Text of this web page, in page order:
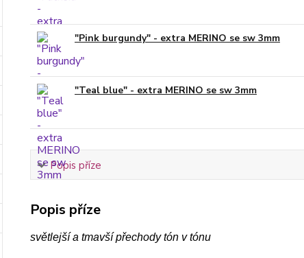
"Pink burgundy" - extra MERINO se sw 3mm
"Teal blue" - extra MERINO se sw 3mm
Popis příze
Popis příze
světlejší a tmavší přechody tón v tónu